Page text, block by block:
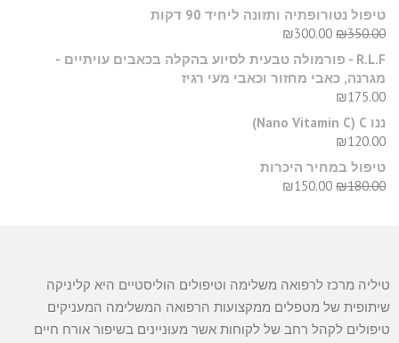
טיפול נטורופתיה ותזונה ליחיד 90 דקות
₪350.00
₪300.00
R.L.F - פורמולה טבעית לסיוע בהקלה בכאבים עויתיים -
מגרנה, כאבי מחזור וכאבי מעי רגיז
₪175.00
ננו C‏ (Nano Vitamin C)
₪120.00
טיפול במחיר היכרות
₪180.00
₪150.00
טיליה מרכז לרפואה משלימה וטיפולים הוליסטיים היא קליניקה
שיתופית של מטפלים ממקצועות הרפואה המשלימה המעניקים
טיפולים לקהל רחב של לקוחות אשר מעוניינים בשיפור אורח חיים